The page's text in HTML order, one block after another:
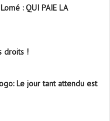
: QUI PAIE LA
droits !
Le jour tant attendu est